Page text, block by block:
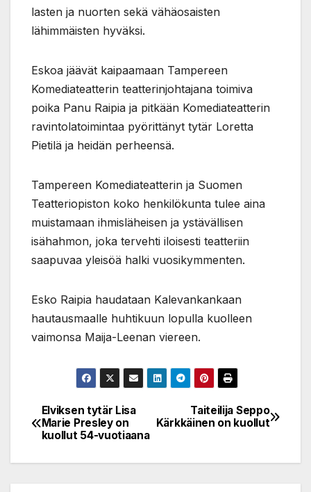
lasten ja nuorten sekä vähäosaisten
lähimmäisten hyväksi.
Eskoa jäävät kaipaamaan Tampereen
Komediateatterin teatterinjohtajana toimiva
poika Panu Raipia ja pitkään Komediateatterin
ravintolatoimintaa pyörittänyt tytär Loretta
Pietilä ja heidän perheensä.
Tampereen Komediateatterin ja Suomen
Teatteriopiston koko henkilökunta tulee aina
muistamaan ihmisläheisen ja ystävällisen
isähahmon, joka tervehti iloisesti teatteriin
saapuvaa yleisöä halki vuosikymmenten.
Esko Raipia haudataan Kalevankankaan
hautausmaalle huhtikuun lopulla kuolleen
vaimonsa Maija-Leenan viereen.
Post
navigation
Taiteilija Seppo
Kärkkäinen on kuollut
Elviksen tytär Lisa
Marie Presley on
kuollut 54-vuotiaana